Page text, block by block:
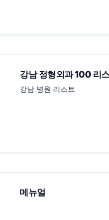
강남 정형외과 100 리
강남 병원 리스트
메뉴얼